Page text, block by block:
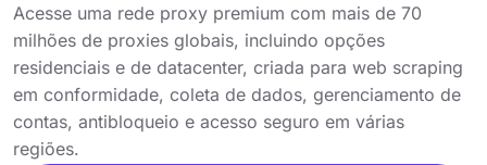
Acesse uma rede proxy premium com mais de 70
milhões de proxies globais, incluindo opções
residenciais e de datacenter, criada para web scraping
em conformidade, coleta de dados, gerenciamento de
contas, antibloqueio e acesso seguro em várias
regiões.